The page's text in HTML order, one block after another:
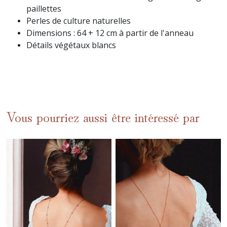
paillettes
Perles de culture naturelles
Dimensions : 64 + 12 cm à partir de l'anneau
Détails végétaux blancs
Vous pourriez aussi être intéressé par